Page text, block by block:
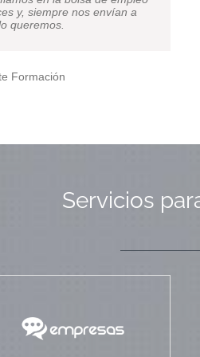
la empresa Vialco.
en Vialco
y, siempre nos envían a
queremos.
Formación
Servicios